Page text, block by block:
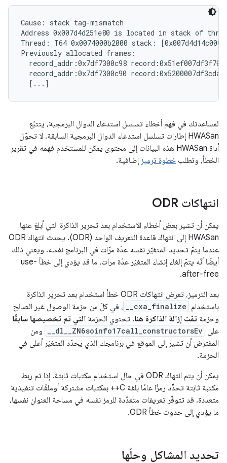
Cause: stack tag-mismatch
Address 0x007d4d251e80 is located in stack of
Thread: T64 0x0074000b2000 stack:
Previously allocated frames:
record_addr:0x7df7300c98
record_addr:0x7df7300c90
لمساعدتك في فهم أخطاء تسلسل استدعاء الدوال البرمجية، يتتبّع
HWASan إطارات تسلسل استدعاء الدوال البرمجية السابقة. لا تحوّل
أداة HWASan هذه البيانات إلى محتوى يمكن للمستخدم فهمه في تقرير
الخطأ، وتطلب خطوة ترميز إضافية.
انتهاكات ODR
يمكن أن تشير بعض أخطاء الاستخدام بعد تحرير الذاكرة التي أبلغ عنها
HWASan إلى انتهاك قاعدة التعريف الواحد (ODR). يحدث انتهاك ODR
عندما يتمّ تحديد المتغيّر نفسه عدّة مرّات في البرنامج نفسه. ويعني ذلك
أيضًا أنّه يتمّ إلغاء إنشاء المتغيّر عدّة مرات، ما قد يؤدي إلى خطأ use-
after-free.
بعد الترميز، تعرض انتهاكات ODR خطأ استخدام بعد تحرير الذاكرة
باستخدام __cxa_finalize
، في كلّ من حزمة الوصول غير الصالح
وحزمة تمّت إزالة الذاكرة هنا. تحتوي الحزمة التي تم تخصيصها سابقًا
على __dl__ZN6soinfo17call_constructorsEv
ومن
المفترض أن تشير إلى الموقع في برنامجك الذي يحدّد المتغيّر أعلى في
الحزمة.
يمكن أن يتم انتهاك ODR في حال استخدام مكتبات ثابتة. إذا تم ربط
مكتبة ثابتة تحدِّد رمزًا عامًا بلغة C++ بمكتبات مشتركة أوملفّات تنفيذية
متعددة، قد تتوفّر تعريفات متعدّدة للرمز نفسه في مساحة العنوان نفسها،
ما يؤدي إلى حدوث خطأ ODR.
تحديد المشاكل وحلّها